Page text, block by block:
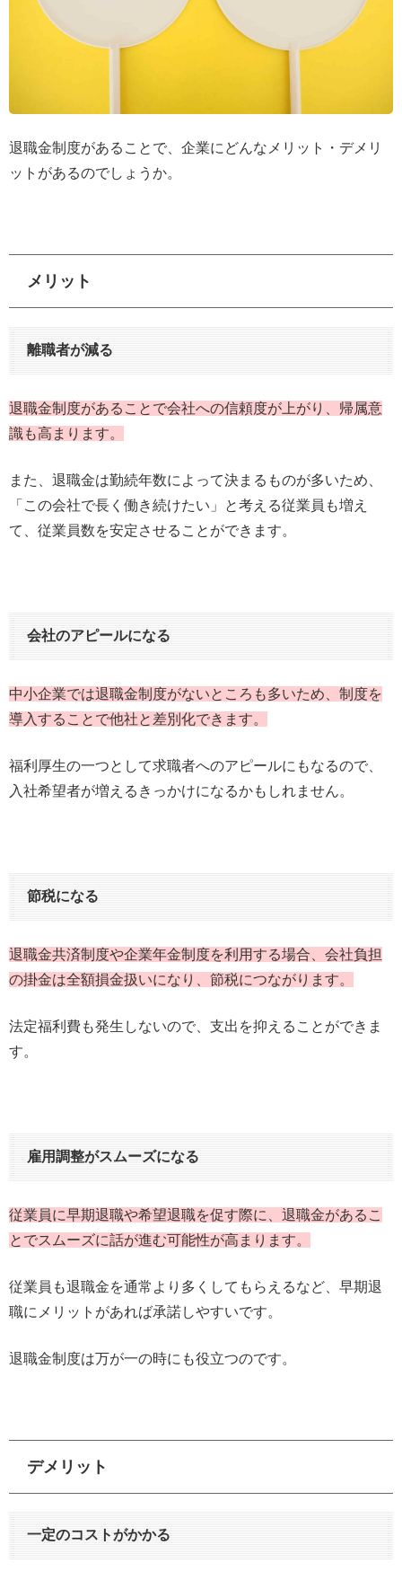
退職金制度があることで、企業にどんなメリット・デメリ
ットがあるのでしょうか。
メリット
離職者が減る
退職金制度があることで会社への信頼度が上がり、帰属意
識も高まります。
また、退職金は勤続年数によって決まるものが多いため、
「この会社で長く働き続けたい」と考える従業員も増え
て、従業員数を安定させることができます。
会社のアピールになる
中小企業では退職金制度がないところも多いため、制度を
導入することで他社と差別化できます。
福利厚生の一つとして求職者へのアピールにもなるので、
入社希望者が増えるきっかけになるかもしれません。
節税になる
退職金共済制度や企業年金制度を利用する場合、会社負担
の掛金は全額損金扱いになり、節税につながります。
法定福利費も発生しないので、支出を抑えることができま
す。
雇用調整がスムーズになる
従業員に早期退職や希望退職を促す際に、退職金があるこ
とでスムーズに話が進む可能性が高まります。
従業員も退職金を通常より多くしてもらえるなど、早期退
職にメリットがあれば承諾しやすいです。
退職金制度は万が一の時にも役立つのです。
デメリット
一定のコストがかかる